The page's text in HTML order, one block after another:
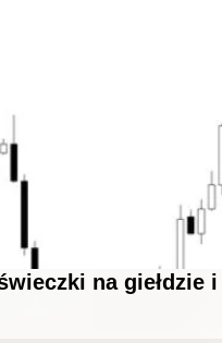
na giełdzie